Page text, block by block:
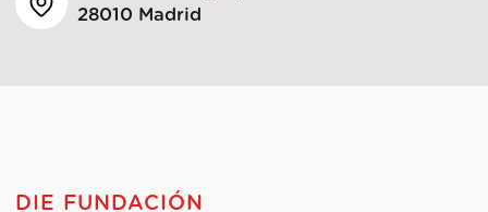
28010 Madrid
DIE FUNDACIÓN